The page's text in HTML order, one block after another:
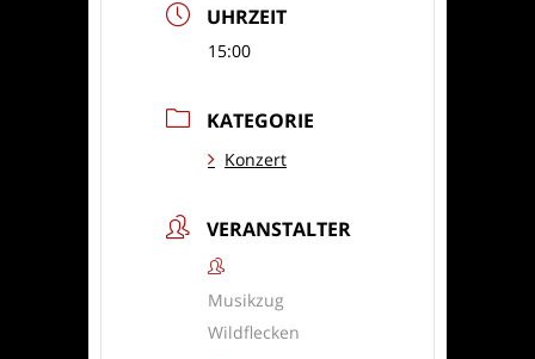
UHRZEIT
15:00
KATEGORIE
Konzert
VERANSTALTER
Musikzug
Wildflecken